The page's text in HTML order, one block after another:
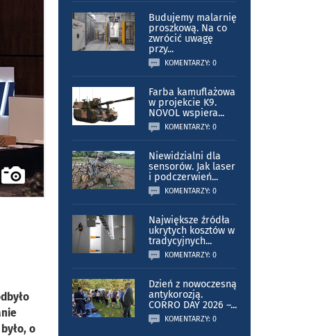
o
Budujemy malarnię
proszkową. Na co
zwrócić uwagę
przy...
KOMENTARZY: 0
Farba kamuflażowa
w projekcie K9.
NOVOL wspiera...
KOMENTARZY: 0
Niewidzialni dla
sensorów. Jak laser
i podczerwień...
KOMENTARZY: 0
Największe źródła
ukrytych kosztów w
tradycyjnych...
KOMENTARZY: 0
Dzień z nowoczesną
antykorozją.
CORRO DAY 2026 –...
KOMENTARZY: 0